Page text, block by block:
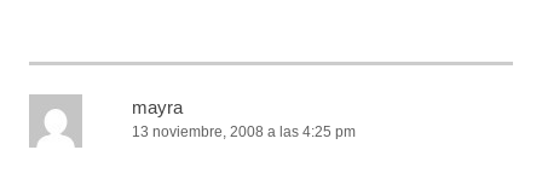
mayra
13 noviembre, 2008 a las 4:25 pm